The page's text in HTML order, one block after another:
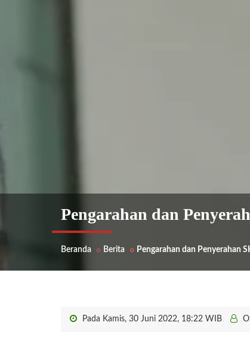
Pengarahan dan
Beranda Berita Pengarahan dan Penyerahan
Pada Kamis, 30 Juni 2022, 18:22 WIB